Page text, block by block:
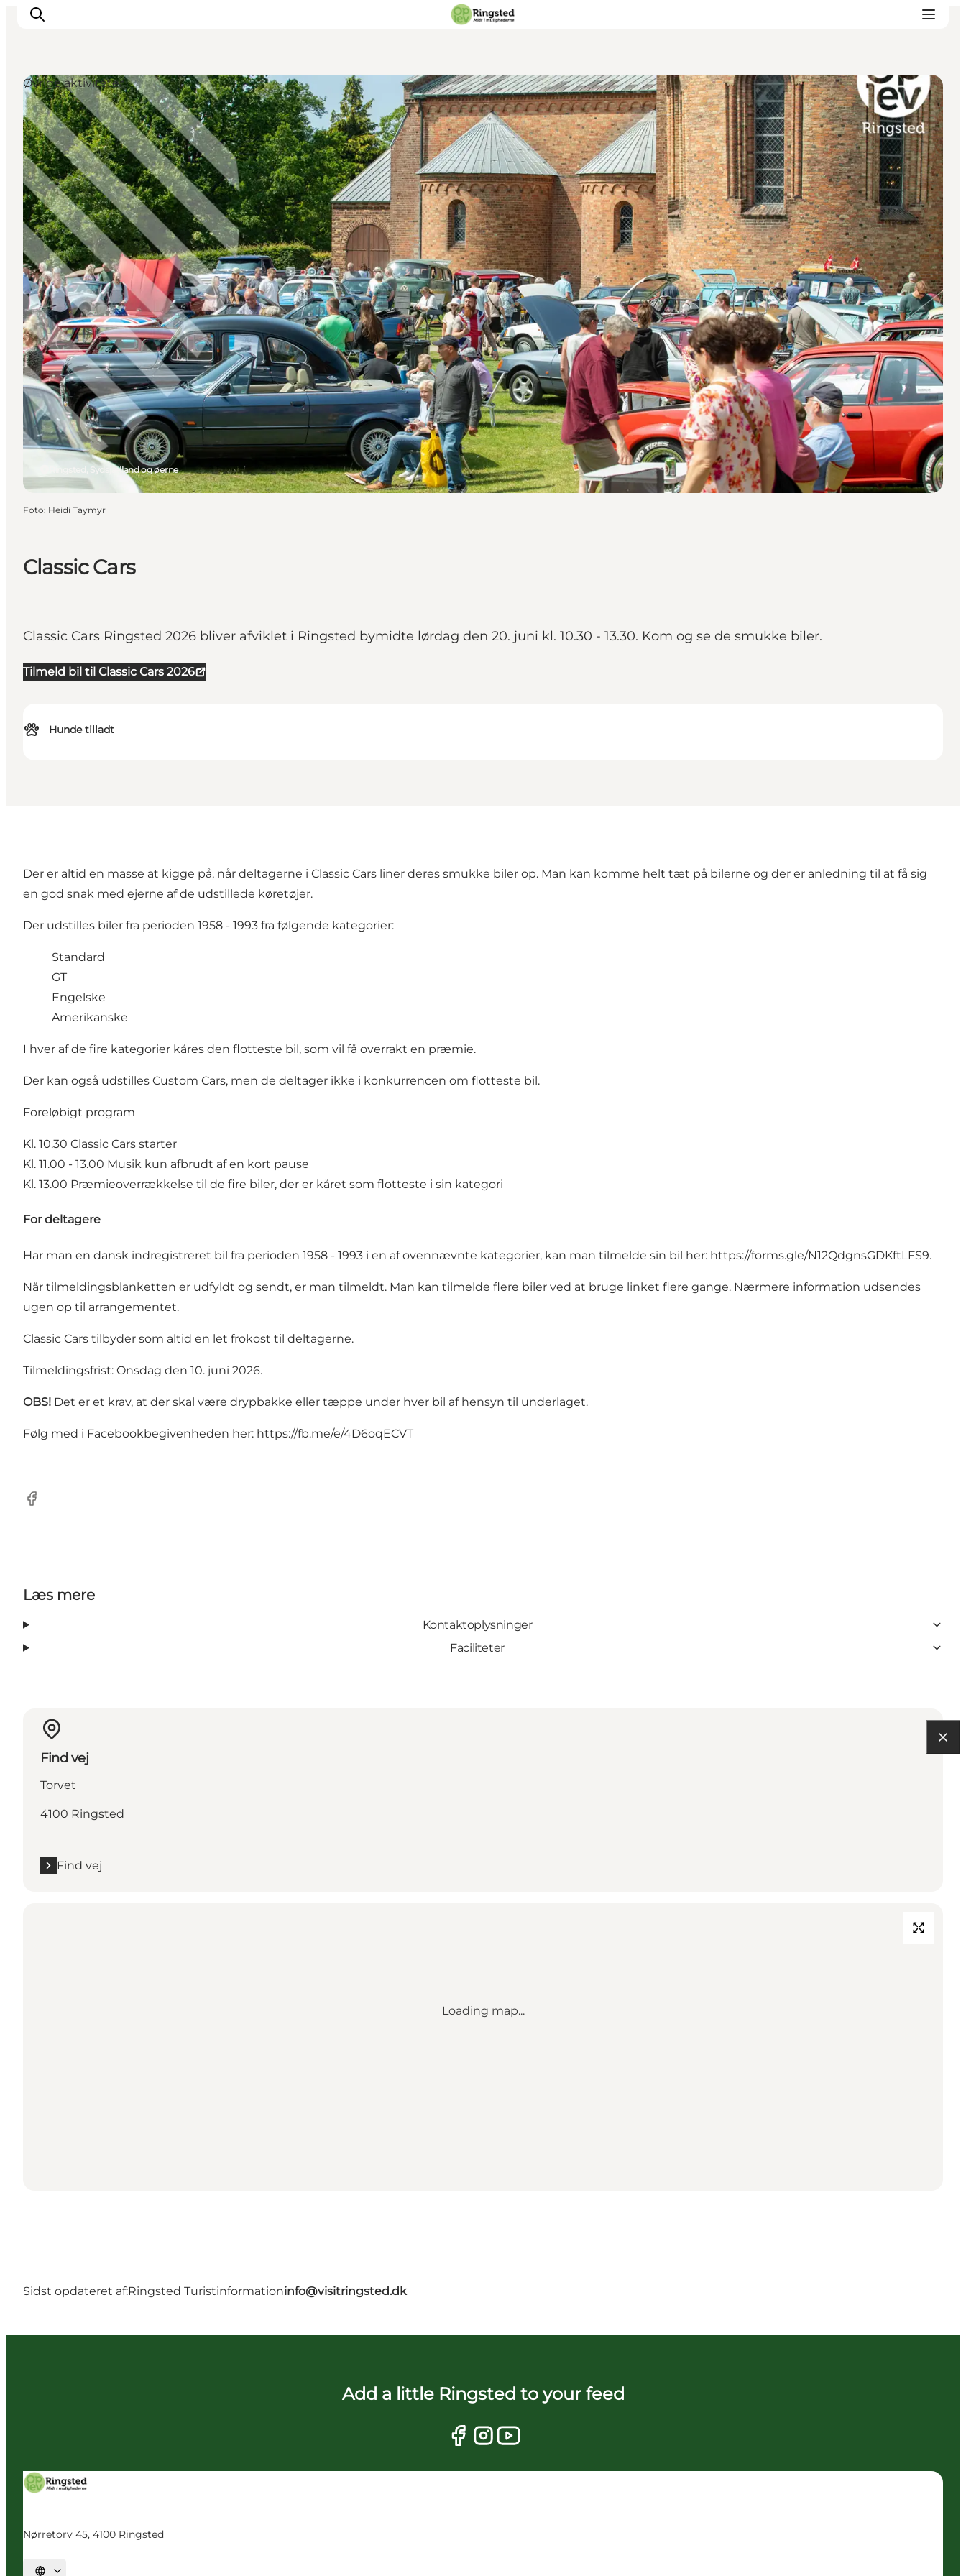
Mest for børn
Ophold
Ringsted Børnefestival
Ringsted Ældrefestival
Naturpark Ringsted
Classic Cars
Classic Cars Ringsted 2026 bliver afviklet i Ringsted bymidte lørdag den 20. juni kl. 10.30 - 13.30. Kom og se de smukke biler.
Tilmeld bil til Classic Cars 2026
Hunde tilladt
Ringsted, Sydsjælland og øerne
Øvrige aktiviteter
Foto: Heidi Taymyr
Der er altid en masse at kigge på, når deltagerne i Classic Cars liner deres smukke biler op. Man kan komme helt tæt på bilerne og der er anledning til at få sig
en god snak med ejerne af de udstillede køretøjer.
Der udstilles biler fra perioden 1958 - 1993 fra følgende kategorier:
Standard
GT
Engelske
Amerikanske
I hver af de fire kategorier kåres den flotteste bil, som vil få overrakt en præmie.
Der kan også udstilles Custom Cars, men de deltager ikke i konkurrencen om flotteste bil.
Foreløbigt program
Kl. 10.30 Classic Cars starter
Kl. 11.00 - 13.00 Musik kun afbrudt af en kort pause
Kl. 13.00 Præmieoverrækkelse til de fire biler, der er kåret som flotteste i sin kategori
For deltagere
Har man en dansk indregistreret bil fra perioden 1958 - 1993 i en af ovennævnte kategorier, kan man tilmelde sin bil her: https://forms.gle/N12QdgnsGDKftLFS9.
Når tilmeldingsblanketten er udfyldt og sendt, er man tilmeldt. Man kan tilmelde flere biler ved at bruge linket flere gange. Nærmere information udsendes
ugen op til arrangementet.
Classic Cars tilbyder som altid en let frokost til deltagerne.
Tilmeldingsfrist: Onsdag den 10. juni 2026.
OBS! Det er et krav, at der skal være drypbakke eller tæppe under hver bil af hensyn til underlaget.
Følg med i Facebookbegivenheden her: https://fb.me/e/4D6oqECVT
Facebook
Læs mere
Kontaktoplysninger
Faciliteter
Find vej
Torvet
4100 Ringsted
Find vej
Loading map...
Sidst opdateret af:Ringsted Turistinformationinfo@visitringsted.dk
Add a little Ringsted to your feed
Nørretorv 45, 4100 Ringsted